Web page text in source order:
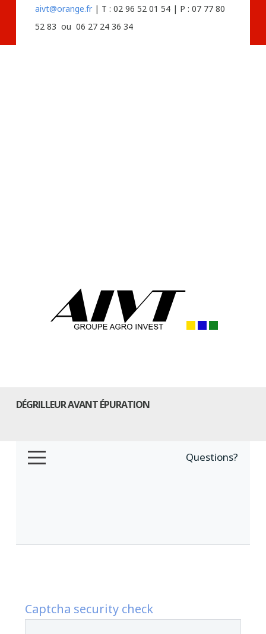
aivt@orange.fr| T : 02 96 52 01 54 | P : 07 77 80
52 83 ou 06 27 24 36 34
DÉGRILLEUR AVANT ÉPURATION
Questions?
Captcha security check